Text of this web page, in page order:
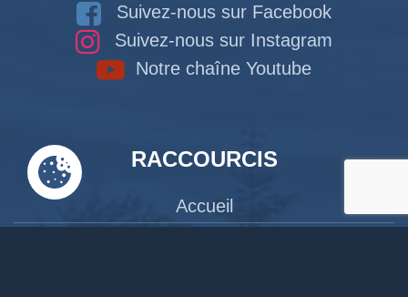
Suivez-nous sur Facebook
Suivez-nous sur Instagram
Notre chaîne Youtube
RACCOURCIS
Accueil